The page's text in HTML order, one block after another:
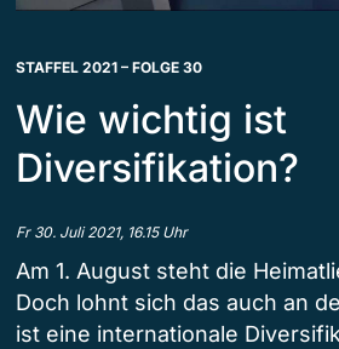
STAFFEL 2021 – FOLGE 30
Wie wichtig ist
Diversifikation?
Fr 30. Juli 2021, 16.15 Uhr
Am 1. August steht die
Doch lohnt sich das auch an
ist eine internationale